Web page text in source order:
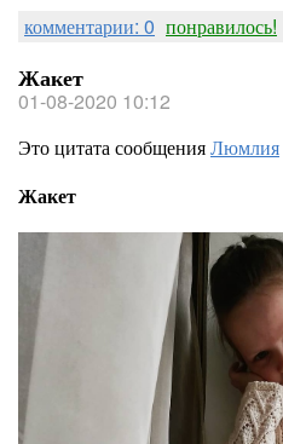
комментарии: 0 понравилось!
Жакет
01-08-2020 10:12
Это цитата сообщенияЛюмлия
Жакет